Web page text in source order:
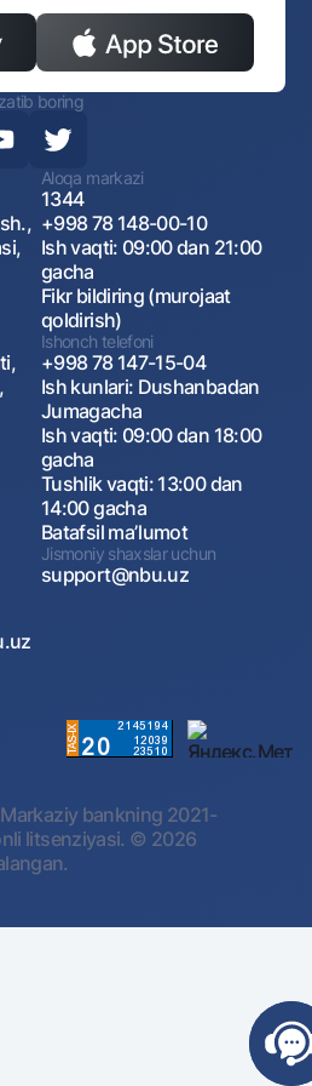
boring
Aloqa markazi
1344
+998 78 148-00-10
Ish vaqti: 09:00 dan 21:00
gacha
Fikr bildiring (murojaat
qoldirish)
Ishonch telefoni
+998 78 147-15-04
Ish kunlari: Dushanbadan
Jumagacha
Ish vaqti: 09:00 dan 18:00
gacha
Tushlik vaqti: 13:00 dan
14:00 gacha
Batafsil maʼlumot
Jismoniy shaxslar uchun
support@nbu.uz
Markaziy bankning 2021-
litsenziyasi. © 2026